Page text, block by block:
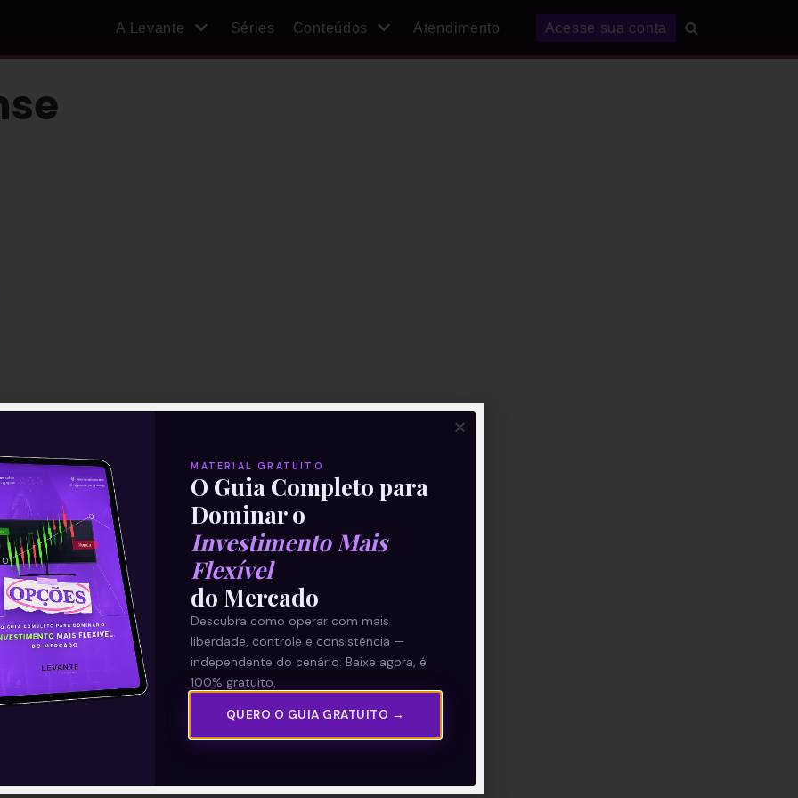
A Levante Séries Conteúdos Atendimento Acesse sua conta
MATERIAL GRATUITO
O Guia Completo para
Dominar o
Investimento Mais
Flexível
do Mercado
Descubra como operar com mais
liberdade, controle e consistência —
independente do cenário. Baixe agora, é
100% gratuito.
QUERO O GUIA GRATUITO →